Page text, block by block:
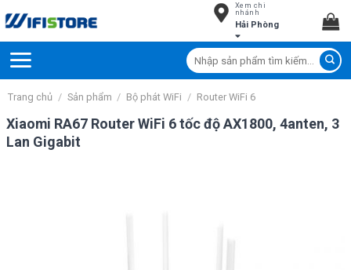
to
Xem chi
nhánh
Hải Phòng
Tìm
kiếm:
Trang chủ / Sản phẩm / Bộ phát WiFi / Router WiFi 6
Xiaomi RA67 Router WiFi 6 tốc độ AX1800, 4anten, 3
Lan Gigabit